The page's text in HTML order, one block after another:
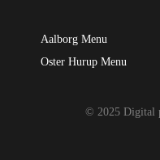
Aalborg Menu
Oster Hurup Menu
© 2025 Digital